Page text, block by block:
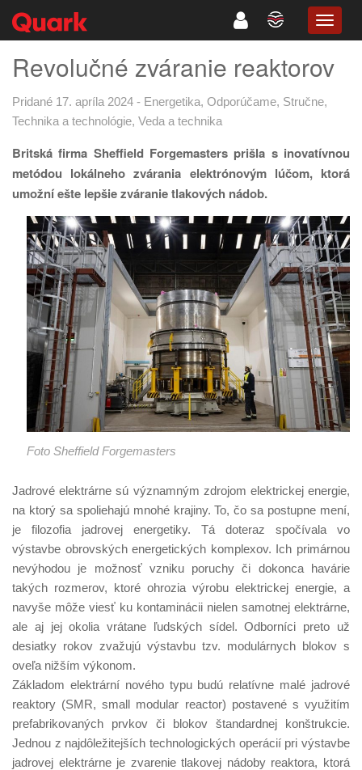
Revolučné zváranie reaktorov
Pridané 17. apríla 2024 - Energetika, Odporúčame, Stručne,
Technika a technológie, Veda a technika
Britská firma Sheffield Forgemasters prišla s inovatívnou
metódou lokálneho zvárania elektrónovým lúčom, ktorá
umožní ešte lepšie zváranie tlakových nádob.
Foto Sheffield Forgemasters
Jadrové elektrárne sú významným zdrojom elektrickej energie,
na ktorý sa spoliehajú mnohé krajiny. To, čo sa postupne mení,
je filozofia jadrovej energetiky. Tá doteraz spočívala vo
výstavbe obrovských energetických komplexov. Ich primárnou
nevýhodou je možnosť vzniku poruchy či dokonca havárie
takých rozmerov, ktoré ohrozia výrobu elektrickej energie, a
navyše môže viesť ku kontaminácii nielen samotnej elektrárne,
ale aj jej okolia vrátane ľudských sídel. Odborníci preto už
desiatky rokov zvažujú výstavbu tzv. modulárnych blokov s
oveľa nižším výkonom.
Základom elektrární nového typu budú relatívne malé jadrové
reaktory (SMR, small modular reactor) postavené s využitím
prefabrikovaných prvkov či blokov štandardnej konštrukcie.
Jednou z najdôležitejších technologických operácií pri výstavbe
jadrovej elektrárne je zvarenie tlakovej nádoby reaktora, ktorá